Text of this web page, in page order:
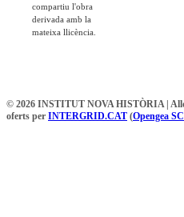
compartiu l'obra
derivada amb la
mateixa llicència.
© 2026 INSTITUT NOVA HISTÒRIA |
oferts per INTERGRID.CAT (Opengea